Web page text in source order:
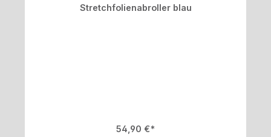
Stretchfolienabroller blau
Regulärer Preis:
54,90 €